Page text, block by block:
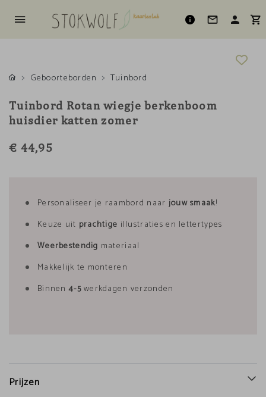
Geboorteborden
Tuinbord
Tuinbord Rotan wiegje berkenboom
huisdier katten zomer
€ 44,95
Personaliseer je raambord naar jouw smaak!
Keuze uit prachtige illustraties en lettertypes
Weerbestendig materiaal
Makkelijk te monteren
Binnen4-5werkdagen verzonden
Prijzen